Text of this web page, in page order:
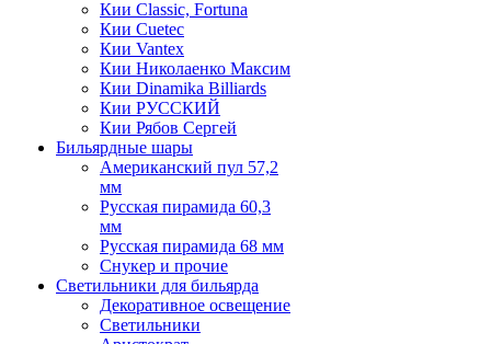
Кии Classic, Fortuna
Кии Cuetec
Кии Vantex
Кии Николаенко Максим
Кии Dinamika Billiards
Кии РУССКИЙ
Кии Рябов Сергей
Бильярдные шары
Американский пул 57,2
мм
Русская пирамида 60,3
мм
Русская пирамида 68 мм
Снукер и прочие
Светильники для бильярда
Декоративное освещение
Светильники